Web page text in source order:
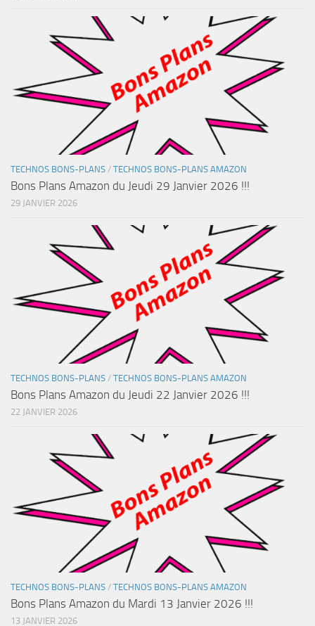
TECHNOS BONS-PLANS / TECHNOS BONS-PLANS AMAZON
Bons Plans Amazon du Jeudi 29 Janvier 2026 !!!
29 JANVIER 2026
TECHNOS BONS-PLANS / TECHNOS BONS-PLANS AMAZON
Bons Plans Amazon du Jeudi 22 Janvier 2026 !!!
22 JANVIER 2026
TECHNOS BONS-PLANS / TECHNOS BONS-PLANS AMAZON
Bons Plans Amazon du Mardi 13 Janvier 2026 !!!
13 JANVIER 2026